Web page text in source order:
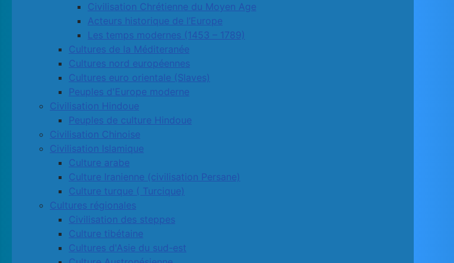
Civilisation Chrétienne du Moyen Age
Acteurs historique de l’Europe
Les temps modernes (1453 – 1789)
Cultures de la Méditeranée
Cultures nord européennes
Cultures euro orientale (Slaves)
Peuples d'Europe moderne
Civilisation Hindoue
Peuples de culture Hindoue
Civilisation Chinoise
Civilisation Islamique
Culture arabe
Culture Iranienne (civilisation Persane)
Culture turque ( Turcique)
Cultures régionales
Civilisation des steppes
Culture tibétaine
Cultures d'Asie du sud-est